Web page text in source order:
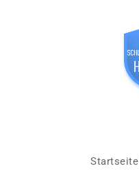
Startseite